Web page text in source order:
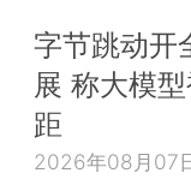
字节跳动开
展 称大模
距
2026年08月07